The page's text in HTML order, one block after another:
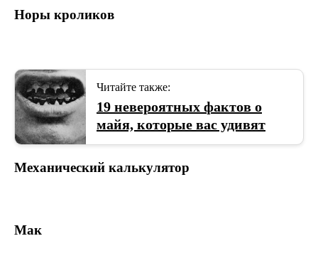
Норы кроликов
Читайте также:
19 невероятных фактов о
майя, которые вас удивят
Механический калькулятор
Мак